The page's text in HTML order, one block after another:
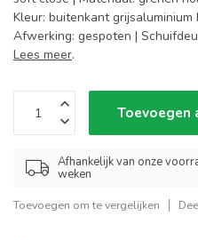
Kleur: buitenkant
Afwerking: gespoten |
Lees meer.
Toevoegen
Afhankelijk van onze
weken
Toevoegen om te vergelijken